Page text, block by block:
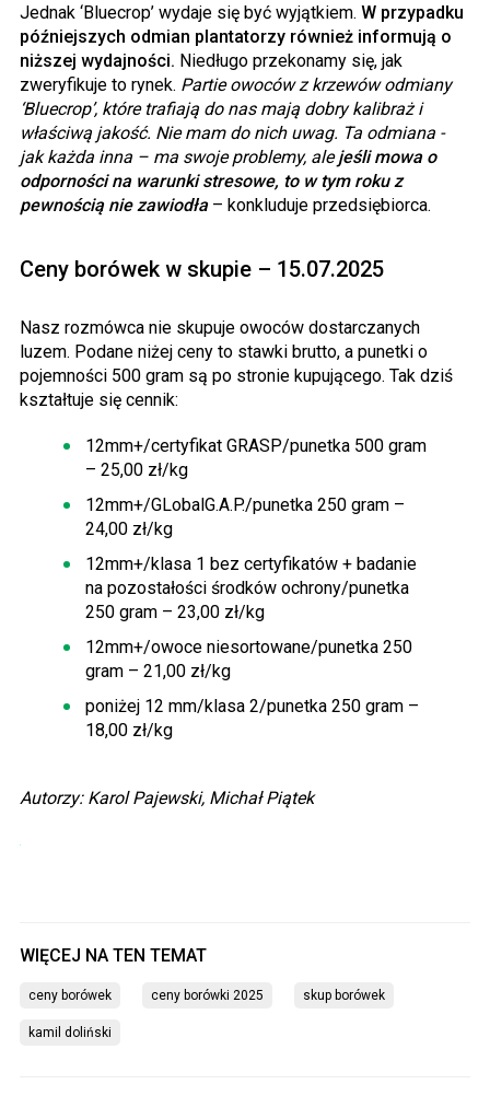
Jednak ‘Bluecrop’ wydaje się być wyjątkiem. W przypadku
późniejszych odmian plantatorzy również informują o
niższej wydajności. Niedługo przekonamy się, jak
zweryfikuje to rynek. Partie owoców z krzewów odmiany
‘Bluecrop’, które trafiają do nas mają dobry kalibraż i
właściwą jakość. Nie mam do nich uwag. Ta odmiana -
jak każda inna – ma swoje problemy, alejeśli mowa o
odporności na warunki stresowe, to w tym roku z
pewnością nie zawiodła– konkluduje przedsiębiorca.
Ceny borówek w skupie – 15.07.2025
Nasz rozmówca nie skupuje owoców dostarczanych
luzem. Podane niżej ceny to stawki brutto, a punetki o
pojemności 500 gram są po stronie kupującego. Tak dziś
kształtuje się cennik:
12mm+/certyfikat GRASP/punetka 500 gram
– 25,00 zł/kg
12mm+/GLobalG.A.P./punetka 250 gram –
24,00 zł/kg
12mm+/klasa 1 bez certyfikatów + badanie
na pozostałości środków ochrony/punetka
250 gram – 23,00 zł/kg
12mm+/owoce niesortowane/punetka 250
gram – 21,00 zł/kg
poniżej 12 mm/klasa 2/punetka 250 gram –
18,00 zł/kg
Autorzy: Karol Pajewski, Michał Piątek
ceny borówek ceny borówki 2025 skup borówek
kamil doliński